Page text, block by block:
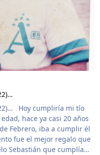
mi tío
hace ya casi 20 años
Febrero, iba a cumplir él
fue el mejor regalo que
Sebastián que cumplía